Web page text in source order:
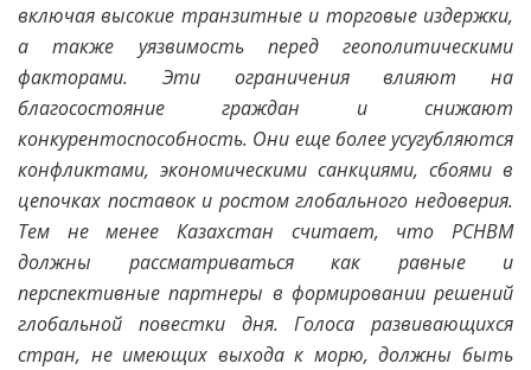
включая высокие транзитные и торговые издержки,
а также уязвимость перед геополитическими
факторами. Эти ограничения влияют на
благосостояние граждан и снижают
конкурентоспособность. Они еще более усугубляются
конфликтами, экономическими санкциями, сбоями в
цепочках поставок и ростом глобального недоверия.
Тем не менее Казахстан считает, что РСНВМ
должны рассматриваться как равные и
перспективные партнеры в формировании решений
глобальной повестки дня. Голоса развивающихся
стран, не имеющих выхода к морю, должны быть